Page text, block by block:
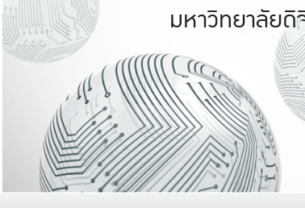
มหาวิทยาลัยรับผิ
ร่วมมือกับ
มหาวิทยาลัย